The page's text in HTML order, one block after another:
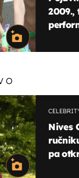
2009.,
Nives
pa